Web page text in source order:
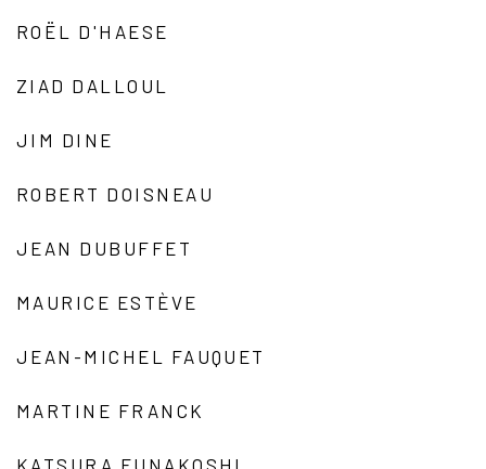
ROËL D'HAESE
ZIAD DALLOUL
JIM DINE
ROBERT DOISNEAU
JEAN DUBUFFET
MAURICE ESTÈVE
JEAN-MICHEL FAUQUET
MARTINE FRANCK
KATSURA FUNAKOSHI